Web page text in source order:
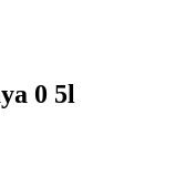
0 5l